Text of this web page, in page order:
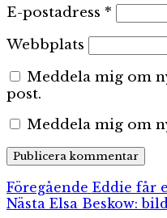
E-postadress *
Webbplats
Meddela mig om
post.
Meddela mig om
Föregående
inlägg:
Eddie får
Nästa Nästa
Elsa Beskow: